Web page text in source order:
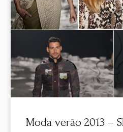
Moda verão 2013 –